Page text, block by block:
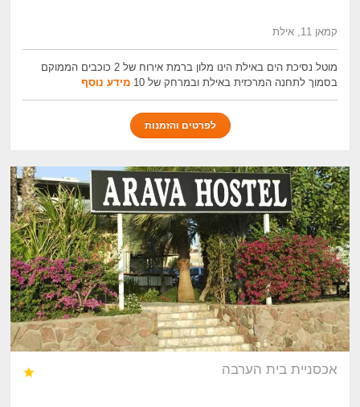
קמאן 11, אילת
מוטל נסיכת הים באילת הינו מלון ברמת אירוח של 2 כוכבים הממוקם
בסמוך לתחנה המרכזית באילת ובמרחק של 10
מידע נוסף
לפרטים והזמנות
אכסניית בית הערבה 